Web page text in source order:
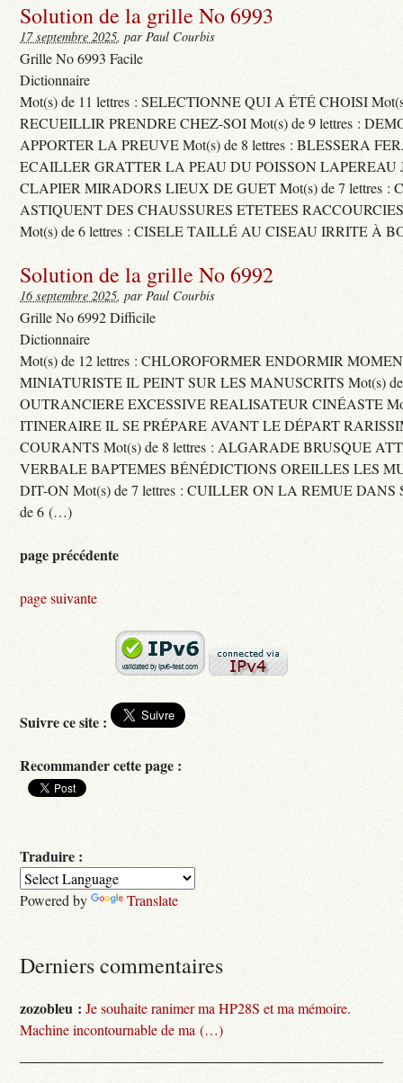
Solution de la grille No 6993
17 septembre 2025, par Paul Courbis
Grille No 6993 Facile
Dictionnaire
Mot(s) de 11 lettres : SELECTIONNE QUI A ÉTÉ CHOISI
RECUEILLIR PRENDRE CHEZ-SOI Mot(s) de 9 lettres :
APPORTER LA PREUVE Mot(s) de 8 lettres : BLESSERA
ECAILLER GRATTER LA PEAU DU POISSON LAPEREAU
CLAPIER MIRADORS LIEUX DE GUET Mot(s) de 7 lettres :
ASTIQUENT DES CHAUSSURES ETETEES
Mot(s) de 6 lettres : CISELE TAILLÉ AU CISEAU IRRITE À
Solution de la grille No 6992
16 septembre 2025, par Paul Courbis
Grille No 6992 Difficile
Dictionnaire
Mot(s) de 12 lettres : CHLOROFORMER ENDORMIR
MINIATURISTE IL PEINT SUR LES MANUSCRITS Mot(s) de
OUTRANCIERE EXCESSIVE REALISATEUR CINÉASTE
ITINERAIRE IL SE PRÉPARE AVANT LE DÉPART
COURANTS Mot(s) de 8 lettres : ALGARADE BRUSQUE
VERBALE BAPTEMES BÉNÉDICTIONS OREILLES LES
DIT-ON Mot(s) de 7 lettres : CUILLER ON LA REMUE DANS
de 6 (…)
page précédente
page suivante
Suivre ce site :
Recommander cette page :
Traduire :
Powered by Translate
Derniers commentaires
zozobleu : Je souhaite ranimer ma HP28S et ma mémoire.
Machine incontournable de ma (…)